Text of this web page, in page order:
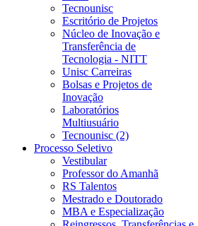
Tecnounisc
Escritório de Projetos
Núcleo de Inovação e
Transferência de
Tecnologia - NITT
Unisc Carreiras
Bolsas e Projetos de
Inovação
Laboratórios
Multiusuário
Tecnounisc (2)
Processo Seletivo
Vestibular
Professor do Amanhã
RS Talentos
Mestrado e Doutorado
MBA e Especialização